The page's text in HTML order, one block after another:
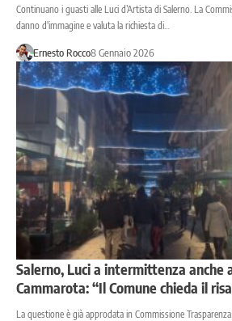
Continuano i guasti alle Luci d’Artista di Salerno. La
danno d'immagine e valuta la richiesta di…
Ernesto Rocco8 Gennaio 2026
Salerno, Luci a intermittenza anche
Cammarota: “Il Comune chieda il
La questione è già approdata in Commissione